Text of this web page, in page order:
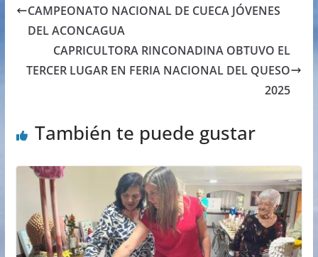
CAMPEONATO NACIONAL DE CUECA JÓVENES
DEL ACONCAGUA
CAPRICULTORA RINCONADINA OBTUVO EL
TERCER LUGAR EN FERIA NACIONAL DEL QUESO
2025
También te puede gustar